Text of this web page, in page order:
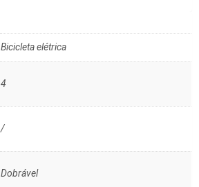
Bicicleta elétrica
4
/
Dobrável